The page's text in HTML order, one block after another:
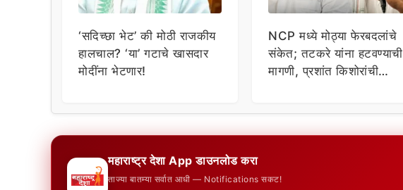
‘सदिच्छा भेट’ की मोठी राजकीय
हालचाल? ‘या’ गटाचे खासदार
मोदींना भेटणार!
NCP मध्ये मोठ्या फेरबदलांचे
संकेत; तटकरे यांना हटवण्याची
मागणी, प्रशांत किशोरांची
महाराष्ट्र देशा App डाउनलोड करा
ताज्या बातम्या सर्वात आधी — Notifications सकट!